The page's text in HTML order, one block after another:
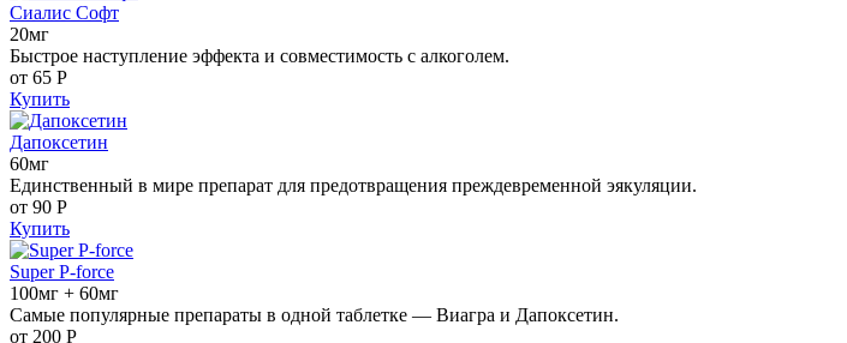
Сиалис Софт
20мг
Быстрое наступление эффекта и совместимость с алкоголем.
от 65 Р
Купить
Дапоксетин
60мг
Единственный в мире препарат для предотвращения преждевременной эякуляции.
от 90 Р
Купить
Super P-force
100мг + 60мг
Самые популярные препараты в одной таблетке — Виагра и Дапоксетин.
от 200 Р